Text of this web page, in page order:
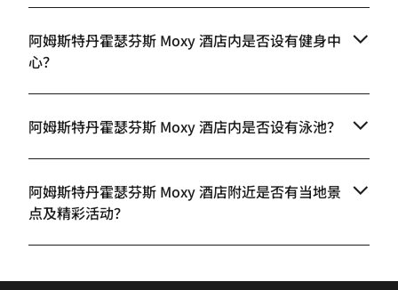
阿姆斯特丹霍瑟芬斯 Moxy 酒店内是否设有健身中
心？
阿姆斯特丹霍瑟芬斯 Moxy 酒店内是否设有泳池？
阿姆斯特丹霍瑟芬斯 Moxy 酒店附近是否有当地景
点及精彩活动？